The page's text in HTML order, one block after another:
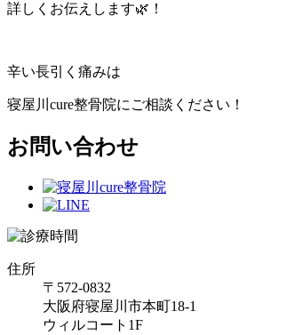
詳しくお伝えします🌿！
辛い長引く痛みは
寝屋川 cure整骨院にご相談ください！
お問い合わせ
住所
〒572-0832
大阪府寝屋川市本町18-1
ウィルコート1F